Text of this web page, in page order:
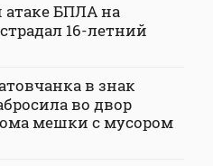
атаке БПЛА на
16-летний
в знак
во двор
мешки с мусором